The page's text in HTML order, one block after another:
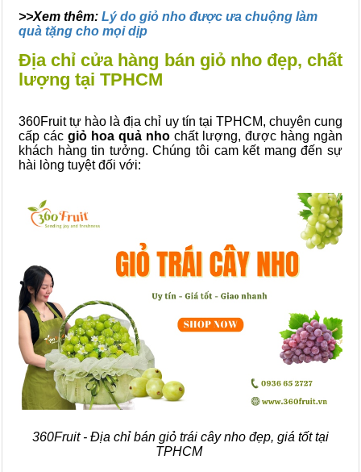
>>Xem thêm: Lý do giỏ nho được ưa chuộng làm
quà tặng cho mọi dịp
Địa chỉ cửa hàng bán giỏ nho đẹp, chất
lượng tại TPHCM
360Fruit tự hào là địa chỉ uy tín tại TPHCM, chuyên cung
cấp các giỏ hoa quả nho chất lượng, được hàng ngàn
khách hàng tin tưởng. Chúng tôi cam kết mang đến sự
hài lòng tuyệt đối với:
360Fruit - Địa chỉ bán giỏ trái cây nho đẹp, giá tốt tại
TPHCM